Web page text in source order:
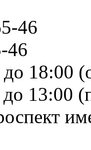
46
46
18:00
13:00